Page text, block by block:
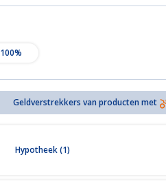
100%
Geldverstrekkers van producten met
Hypotheek (1)